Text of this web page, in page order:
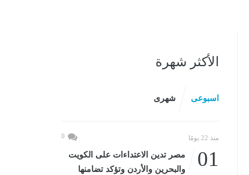
الأكثر شهرة
اسبوعى شهرى
منذ 22 يومًا 0
01
مصر تدين الاعتداءات على الكويت
والبحرين والأردن وتؤكد تضامنها